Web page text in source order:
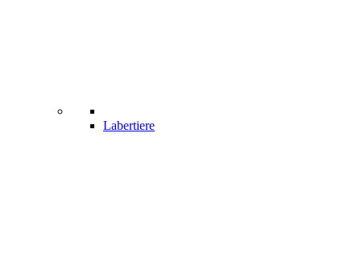
Labertiere